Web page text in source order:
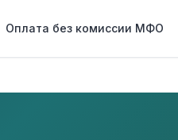
Оплата без комиссии МФО